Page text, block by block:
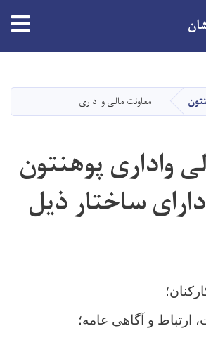
main
content
معاونت مالی و اداری
واداری پوهنتون
ساختار ذیل
ارتباط و آگاهی عامه؛